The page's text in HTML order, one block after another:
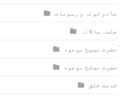
جادو ٹونہ و رسومات
جلسہ سالانہ
ٰؑحضرت مسیح موعود
حضرت مصلح موعود
خدمت خلق